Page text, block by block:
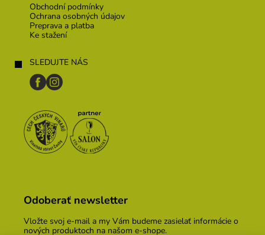
Obchodní podmínky
Ochrana osobných údajov
Preprava a platba
Ke stažení
SLEDUJTE NÁS
Odoberať newsletter
Vložte svoj e-mail a my Vám budeme zasielať informácie o
nových produktoch na našom e-shope.